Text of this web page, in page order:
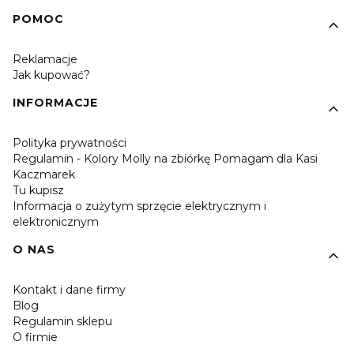
POMOC
Reklamacje
Jak kupować?
INFORMACJE
Polityka prywatności
Regulamin - Kolory Molly na zbiórkę Pomagam dla Kasi
Kaczmarek
Tu kupisz
Informacja o zużytym sprzęcie elektrycznym i
elektronicznym
O NAS
Kontakt i dane firmy
Blog
Regulamin sklepu
O firmie